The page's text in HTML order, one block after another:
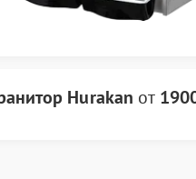
Hurakan от